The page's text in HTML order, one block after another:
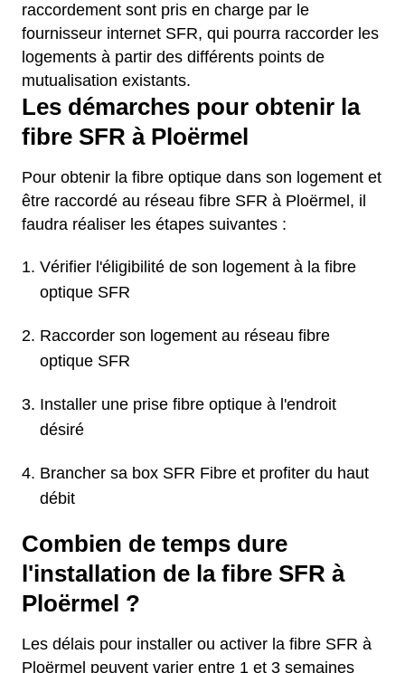
raccordement sont pris en charge par le
fournisseur internet SFR, qui pourra raccorder les
logements à partir des différents points de
mutualisation existants.
Les démarches pour obtenir la
fibre SFR à Ploërmel
Pour obtenir la fibre optique dans son logement et
être raccordé au réseau fibre SFR à Ploërmel, il
faudra réaliser les étapes suivantes :
Vérifier l'éligibilité de son logement à la fibre
optique SFR
Raccorder son logement au réseau fibre
optique SFR
Installer une prise fibre optique à l'endroit
désiré
Brancher sa box SFR Fibre et profiter du haut
débit
Combien de temps dure
l'installation de la fibre SFR à
Ploërmel ?
Les délais pour installer ou activer la fibre SFR à
Ploërmel peuvent varier entre 1 et 3 semaines